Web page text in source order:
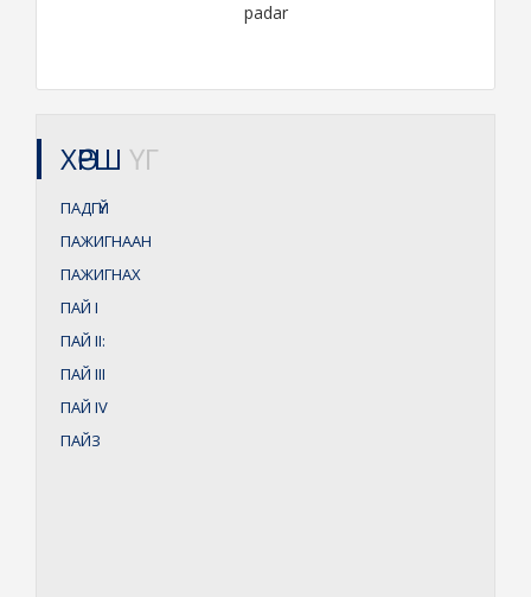
padar
ХӨРШ ҮГ
ПАДГҮЙ
ПАЖИГНААН
ПАЖИГНАХ
ПАЙ I
ПАЙ II:
ПАЙ III
ПАЙ IV
ПАЙЗ